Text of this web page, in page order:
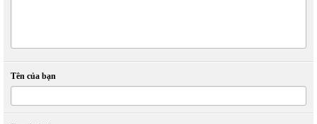
Tên của bạn